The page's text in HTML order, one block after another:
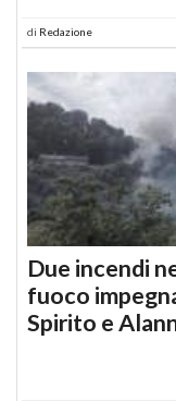
di Redazione
Due incendi
fuoco
Spirito e